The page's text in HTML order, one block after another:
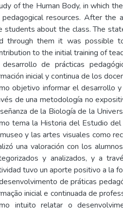
of the Human Body, in which
resources. After the
students about the class. The
through them it was possible
to the initial training of
de prácticas
inicial y continua de los
objetivo informar el desarrollo
de una metodología no
de la Biología de la
tema la Historia del Estudio
y las artes visuales como
una valoración con los
y analizados, y a
tuvo un aporte positivo a la
de práticas
inicial e continuada de
intuito relatar o